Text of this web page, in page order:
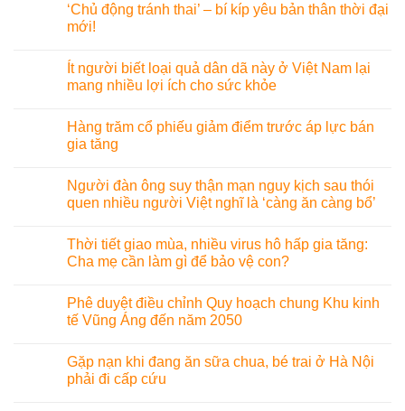
‘Chủ động tránh thai’ – bí kíp yêu bản thân thời đại
mới!
Ít người biết loại quả dân dã này ở Việt Nam lại
mang nhiều lợi ích cho sức khỏe
Hàng trăm cổ phiếu giảm điểm trước áp lực bán
gia tăng
Người đàn ông suy thận mạn nguy kịch sau thói
quen nhiều người Việt nghĩ là ‘càng ăn càng bổ’
Thời tiết giao mùa, nhiều virus hô hấp gia tăng:
Cha mẹ cần làm gì để bảo vệ con?
Phê duyệt điều chỉnh Quy hoạch chung Khu kinh
tế Vũng Áng đến năm 2050
Gặp nạn khi đang ăn sữa chua, bé trai ở Hà Nội
phải đi cấp cứu